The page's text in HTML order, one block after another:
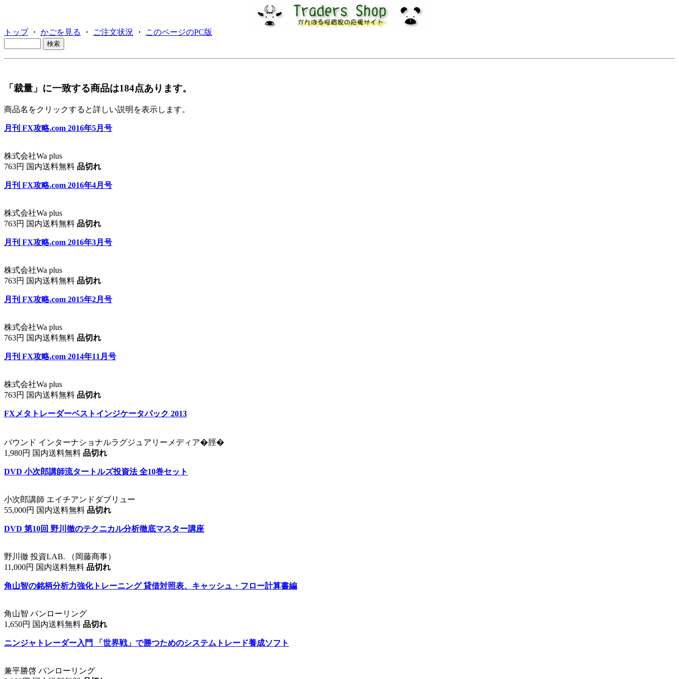
トップ・ かごを見る ・ ご注文状況 ・ このページのPC版
「裁量」に一致する商品は184点あります。
商品名をクリックすると詳しい説明を表示します。
月刊 FX攻略.com 2016年5月号
株式会社Wa plus
763円 国内送料無料 品切れ
月刊 FX攻略.com 2016年4月号
株式会社Wa plus
763円 国内送料無料 品切れ
月刊 FX攻略.com 2016年3月号
株式会社Wa plus
763円 国内送料無料 品切れ
月刊 FX攻略.com 2015年2月号
株式会社Wa plus
763円 国内送料無料 品切れ
月刊 FX攻略.com 2014年11月号
株式会社Wa plus
763円 国内送料無料 品切れ
FXメタトレーダーベストインジケータパック 2013
バウンド インターナショナルラグジュアリーメディア�脛�
1,980円 国内送料無料 品切れ
DVD 小次郎講師流タートルズ投資法 全10巻セット
小次郎講師 エイチアンドダブリュー
55,000円 国内送料無料 品切れ
DVD 第10回 野川徹のテクニカル分析徹底マスター講座
野川徹 投資LAB. （岡藤商事）
11,000円 国内送料無料 品切れ
角山智の銘柄分析力強化トレーニング 貸借対照表、キャッシュ・フロー計算書編
角山智 パンローリング
1,650円 国内送料無料 品切れ
ニンジャトレーダー入門 「世界戦」で勝つためのシステムトレード養成ソフト
兼平勝啓 パンローリング